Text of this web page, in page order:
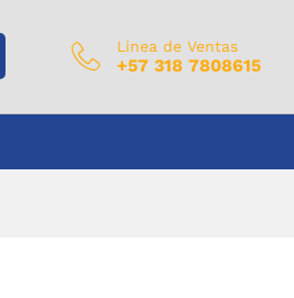
Linea de Ventas
+57 318 7808615